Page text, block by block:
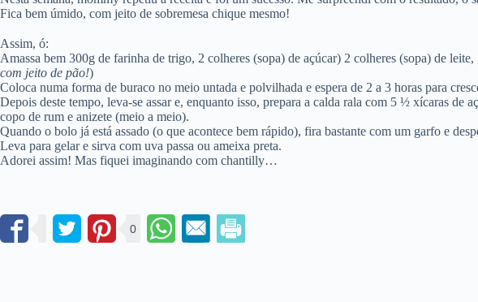
Fica bem úmido, com jeito de sobremesa chique mesmo!
Assim, ó:
Amassa bem 300g de farinha de trigo, 2 colheres (sopa) de açúcar) 2 colheres (sopa) de
com jeito de pão!)
Coloca numa forma de buraco no meio untada e polvilhada e espera de 2 a 3 horas para
Depois deste tempo, leva-se assar e, enquanto isso, prepara a calda rala com 5 ½ xícaras de
copo de rum e anizete (meio a meio).
Quando o bolo já está assado (o que acontece bem rápido), fira bastante com um garfo e
Leva para gelar e sirva com uva passa ou ameixa preta.
Adorei assim! Mas fiquei imaginando com chantilly…
0